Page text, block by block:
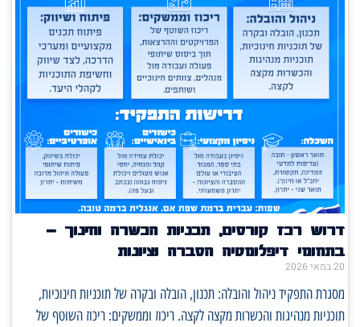
דרוש רכז קורסים, תכניות הכשרה וחינוך –
בתחומי דיפלומטיה הסברה וציונות
20 במאי 2026
מסגרת התפקיד ניהול והובלה: תכנון, הובלה ובקרה של תוכניות חינוכיות,
תוכניות מנהיגות והכשרות מקצה לקצה. ריכוז וממשקים: ריכוז השוטף של